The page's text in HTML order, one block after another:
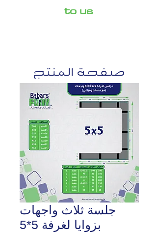
to us
صفحة المنتج
جلسة ثلاث واجهات
بزوايا لغرفة 5*5